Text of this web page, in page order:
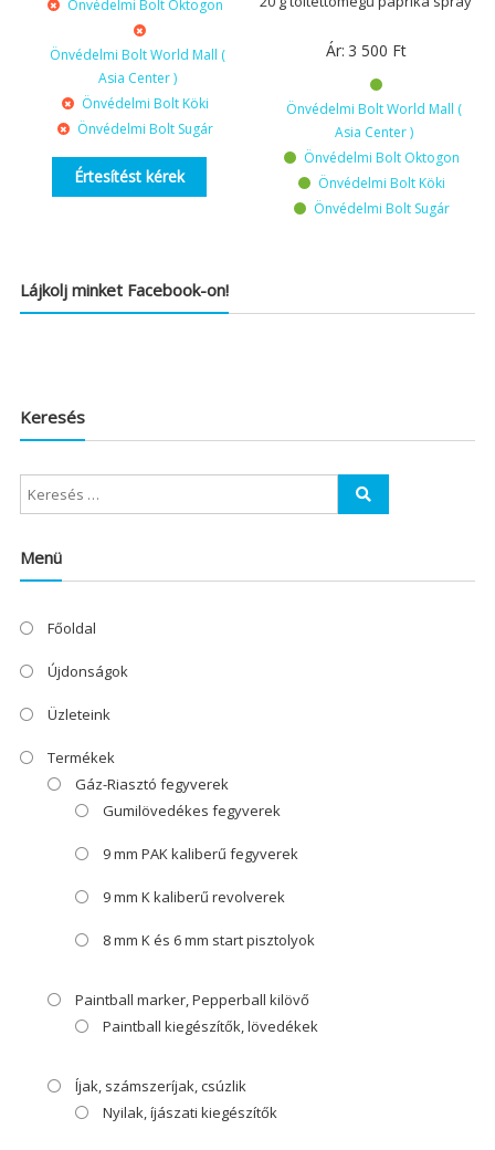
Önvédelmi Bolt Oktogon
Önvédelmi Bolt World Mall (
Asia Center )
Önvédelmi Bolt Köki
Önvédelmi Bolt Sugár
Értesítést kérek
Ár: 3 500 Ft
Önvédelmi Bolt World Mall (
Asia Center )
Önvédelmi Bolt Oktogon
Önvédelmi Bolt Köki
Önvédelmi Bolt Sugár
Lájkolj minket Facebook-on!
Keresés
Menü
Főoldal
Újdonságok
Üzleteink
Termékek
Gáz-Riasztó fegyverek
Gumilövedékes fegyverek
9 mm PAK kaliberű fegyverek
9 mm K kaliberű revolverek
8 mm K és 6 mm start pisztolyok
Paintball marker, Pepperball kilövő
Paintball kiegészítők, lövedékek
Íjak, számszeríjak, csúzlik
Nyilak, íjászati kiegészítők